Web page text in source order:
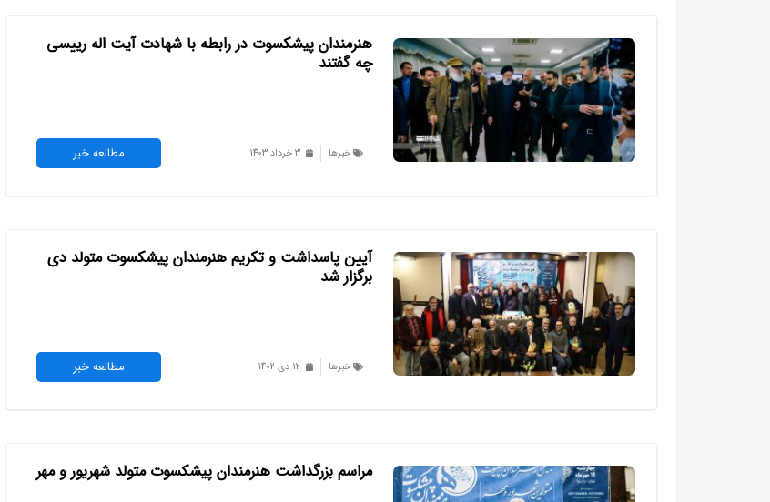
هنرمندان پیشکسوت در رابطه با شهادت آیت اله رییسی
چه گفتند
خبرها 3 خرداد 1403 مطالعه خبر
آیین پاسداشت و تکریم هنرمندان پیشکسوت متولد دی
برگزار شد
خبرها 12 دی 1402 مطالعه خبر
مراسم بزرگداشت هنرمندان پیشکسوت متولد شهریور و مهر